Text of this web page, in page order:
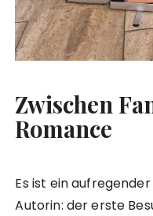
Zwischen
Romance
Es ist ein
Autorin: der erste